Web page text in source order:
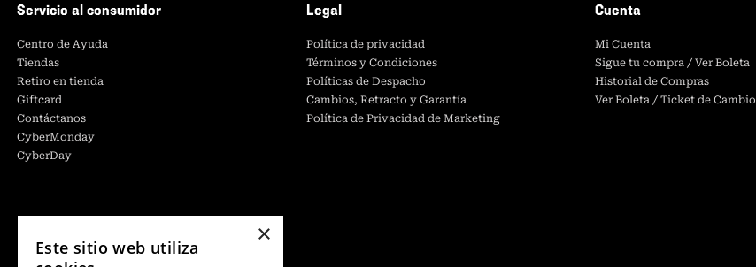
Servicio al consumidor
Centro de Ayuda
Tiendas
Retiro en tienda
Giftcard
Contáctanos
CyberMonday
CyberDay
Legal
Política de privacidad
Términos y Condiciones
Políticas de Despacho
Cambios, Retracto y Garantía
Política de Privacidad de Marketing
Cuenta
Mi Cuenta
Sigue tu compra / Ver Boleta
Historial de Compras
Ver Boleta / Ticket de Cambio
×
Este sitio web utiliza